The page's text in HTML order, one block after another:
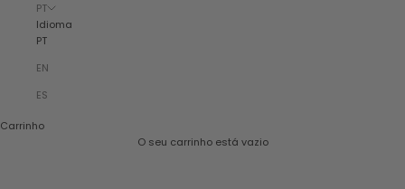
PT
Idioma
PT
EN
ES
Carrinho
O seu carrinho está vazio